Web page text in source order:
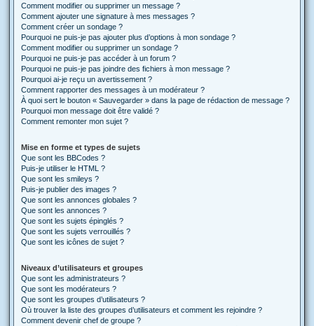
Comment modifier ou supprimer un message ?
Comment ajouter une signature à mes messages ?
Comment créer un sondage ?
Pourquoi ne puis-je pas ajouter plus d’options à mon sondage ?
Comment modifier ou supprimer un sondage ?
Pourquoi ne puis-je pas accéder à un forum ?
Pourquoi ne puis-je pas joindre des fichiers à mon message ?
Pourquoi ai-je reçu un avertissement ?
Comment rapporter des messages à un modérateur ?
À quoi sert le bouton « Sauvegarder » dans la page de rédaction de message ?
Pourquoi mon message doit être validé ?
Comment remonter mon sujet ?
Mise en forme et types de sujets
Que sont les BBCodes ?
Puis-je utiliser le HTML ?
Que sont les smileys ?
Puis-je publier des images ?
Que sont les annonces globales ?
Que sont les annonces ?
Que sont les sujets épinglés ?
Que sont les sujets verrouillés ?
Que sont les icônes de sujet ?
Niveaux d’utilisateurs et groupes
Que sont les administrateurs ?
Que sont les modérateurs ?
Que sont les groupes d’utilisateurs ?
Où trouver la liste des groupes d’utilisateurs et comment les rejoindre ?
Comment devenir chef de groupe ?